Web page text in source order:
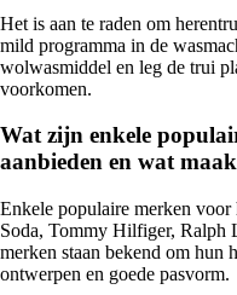
Het is aan te raden om
mild programma in de
wolwasmiddel en leg de trui
voorkomen.
Wat zijn enkele
aanbieden en wat
Enkele populaire merken
Soda, Tommy Hilfiger, Ralph
merken staan bekend om hun
ontwerpen en goede pasvorm.